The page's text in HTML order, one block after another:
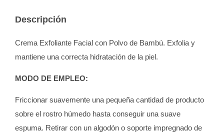
Descripción
Crema Exfoliante Facial con Polvo de Bambú. Exfolia y
mantiene una correcta hidratación de la piel.
MODO DE EMPLEO:
Friccionar suavemente una pequeña cantidad de producto
sobre el rostro húmedo hasta conseguir una suave
espuma. Retirar con un algodón o soporte impregnado de